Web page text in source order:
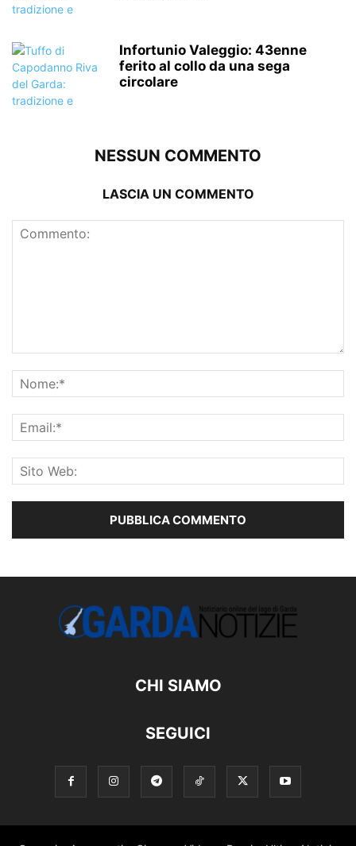
Infortunio Valeggio: 43enne
ferito al collo da una sega
circolare
NESSUN COMMENTO
LASCIA UN COMMENTO
CHI SIAMO
SEGUICI